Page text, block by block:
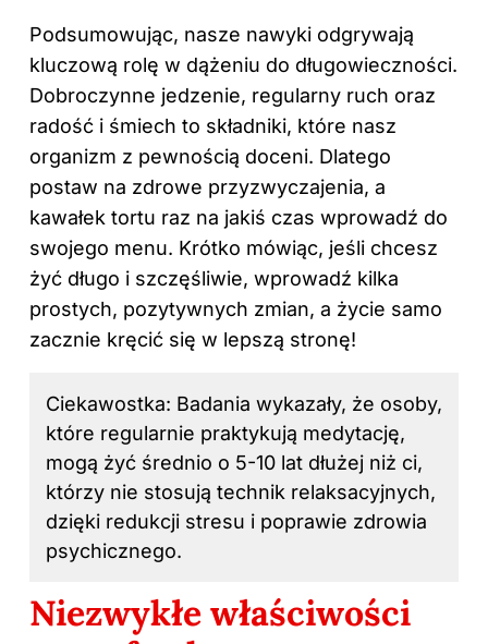
Podsumowując, nasze nawyki odgrywają
kluczową rolę w dążeniu do długowieczności.
Dobroczynne jedzenie, regularny ruch oraz
radość i śmiech to składniki, które nasz
organizm z pewnością doceni. Dlatego
postaw na zdrowe przyzwyczajenia, a
kawałek tortu raz na jakiś czas wprowadź do
swojego menu. Krótko mówiąc, jeśli chcesz
żyć długo i szczęśliwie, wprowadź kilka
prostych, pozytywnych zmian, a życie samo
zacznie kręcić się w lepszą stronę!
Ciekawostka: Badania wykazały, że osoby,
które regularnie praktykują medytację,
mogą żyć średnio o 5-10 lat dłużej niż ci,
którzy nie stosują technik relaksacyjnych,
dzięki redukcji stresu i poprawie zdrowia
psychicznego.
Niezwykłe właściwości